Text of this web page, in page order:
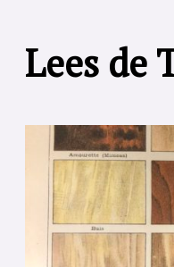
Lees de